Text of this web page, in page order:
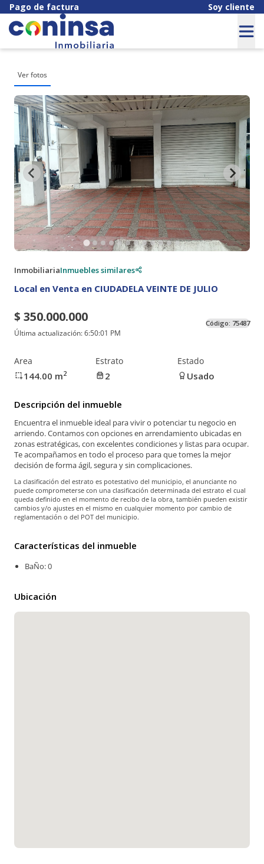
Pago de factura Soy cliente
Ver fotos
InmobiliariaInmuebles similares
Local en Venta en CIUDADELA VEINTE DE JULIO
$ 350.000.000
Última actualización:6:50:01 PM
Código: 75487
Area
144.00 m2
Estrato
2
Estado
Usado
Descripción del inmueble
Encuentra el inmueble ideal para vivir o potenciar tu negocio en
arriendo. Contamos con opciones en arrendamiento ubicadas en
zonas estratégicas, con excelentes condiciones y listas para ocupar.
Te acompañamos en todo el proceso para que tomes la mejor
decisión de forma ágil, segura y sin complicaciones.
La clasificación del estrato es potestativo del municipio, el anunciante no
puede comprometerse con una clasificación determinada del estrato el cual
queda definido en el momento de recibo de la obra, también pueden existir
cambios y/o ajustes en el mismo en cualquier momento por cambio de
reglamentación o del POT del municipio.
Características del inmueble
BaÑo: 0
Ubicación